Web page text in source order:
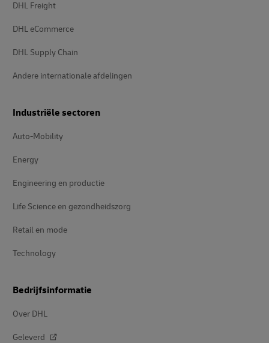
DHL Freight
DHL eCommerce
DHL Supply Chain
Andere internationale afdelingen
Industriële sectoren
Auto-Mobility
Energy
Engineering en productie
Life Science en gezondheidszorg
Retail en mode
Technology
Bedrijfsinformatie
Over DHL
Geleverd